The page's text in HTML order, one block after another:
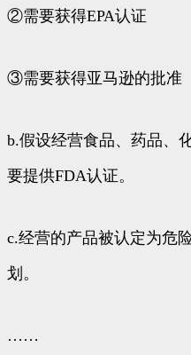
②需要获得EPA认证
③需要获得亚马逊的批准
b.假设经营食品、药品、
要提供FDA认证。
c.经营的产品被认定为危
划。
……